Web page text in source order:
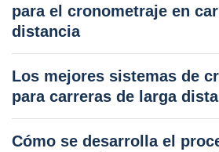
para el cronometraje en
distancia
Los mejores sistemas de
para carreras de larga
Cómo se desarrolla el